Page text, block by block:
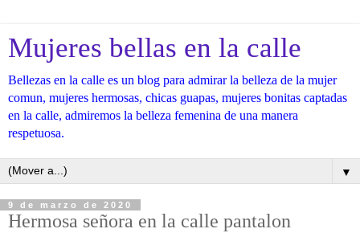
Mujeres bellas en la calle
Bellezas en la calle es un blog para admirar la belleza de la mujer
comun, mujeres hermosas, chicas guapas, mujeres bonitas captadas
en la calle, admiremos la belleza femenina de una manera
respetuosa.
▼
9 de marzo de 2020
Hermosa señora en la calle pantalon